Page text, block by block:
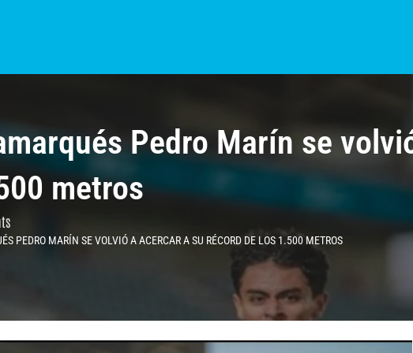
Pedro Marín se
metros
PEDRO MARÍN SE VOLVIÓ A ACERCAR A SU RÉCORD DE LOS 1.500 METROS